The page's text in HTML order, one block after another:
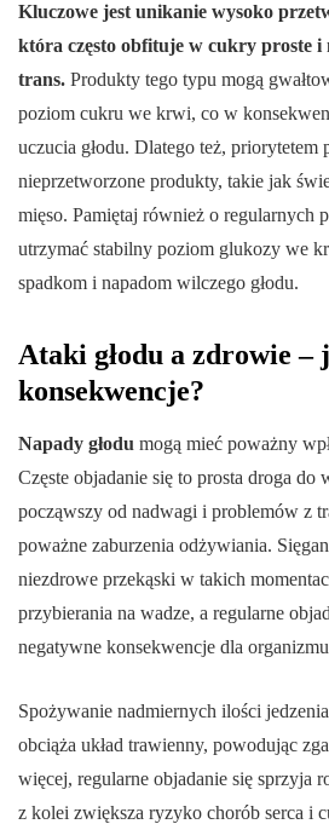
Kluczowe jest unikanie wysoko
która często obfituje w cukry proste i
trans. Produkty tego typu mogą
poziom cukru we krwi, co w
uczucia głodu. Dlatego też,
nieprzetworzone produkty, takie jak
mięso. Pamiętaj również o regularnych
utrzymać stabilny poziom glukozy we
spadkom i napadom wilczego głodu.
Ataki głodu a zdrowie –
konsekwencje?
Napady głodu mogą mieć poważny
Częste objadanie się to prosta droga do
począwszy od nadwagi i problemów z
poważne zaburzenia odżywiania.
niezdrowe przekąski w takich
przybierania na wadze, a regularne
negatywne konsekwencje dla
Spożywanie nadmiernych ilości
obciąża układ trawienny, powodując
więcej, regularne objadanie się sprzyja
z kolei zwiększa ryzyko chorób serca i